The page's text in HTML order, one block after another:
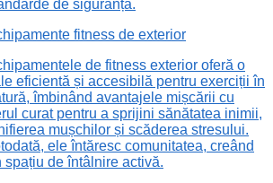
de siguranță.
fitness de exterior
de fitness exterior oferă o
eficientă și accesibilă pentru exerciții în
îmbinând avantajele mișcării cu
curat pentru a sprijini sănătatea inimii,
mușchilor și scăderea stresului.
ele întăresc comunitatea, creând
spațiu de întâlnire activă.